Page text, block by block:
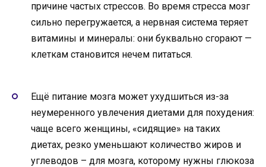
причине частых стрессов. Во время стресса мозг
сильно перегружается, а нервная система теряет
витамины и минералы: они буквально сгорают —
клеткам становится нечем питаться.
Ещё питание мозга может ухудшиться из-за
неумеренного увлечения диетами для похудения:
чаще всего женщины, «сидящие» на таких
диетах, резко уменьшают количество жиров и
углеводов – для мозга, которому нужны глюкоза